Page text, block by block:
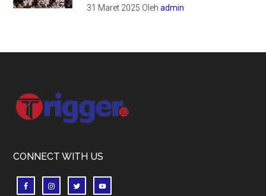
31 Maret 2025 Olehadmin
Footer
CONNECT WITH US